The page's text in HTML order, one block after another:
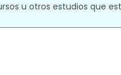
u otros estudios que